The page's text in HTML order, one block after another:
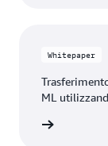
Whitepaper
ML